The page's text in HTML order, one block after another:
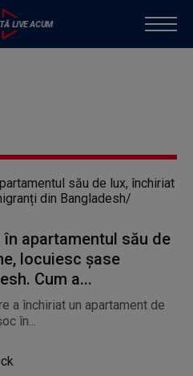
apartamentul său de
locuiesc șase
Cum a...
a închiriat un apartament de
în...